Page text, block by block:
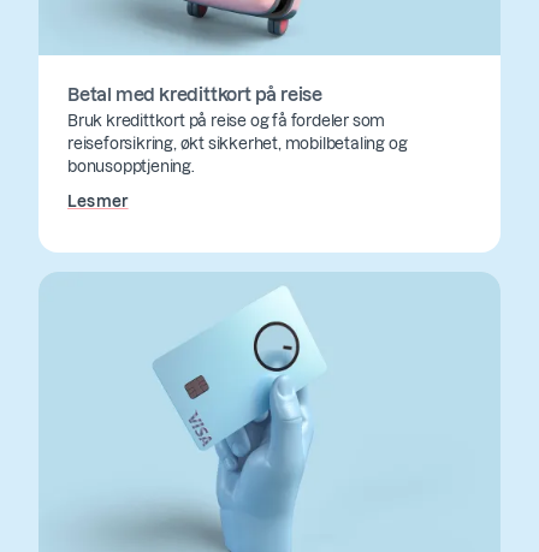
Betal med kredittkort på reise
Bruk kredittkort på reise og få fordeler som
reiseforsikring, økt sikkerhet, mobilbetaling og
bonusopptjening.
Les mer